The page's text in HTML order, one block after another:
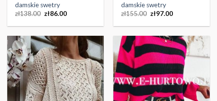
damskie swetry
zł138.00 zł86.00
damskie swetry
zł155.00 zł97.00